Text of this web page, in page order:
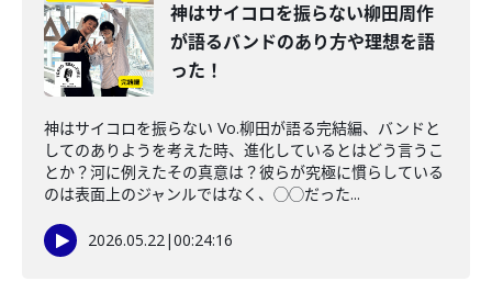
神はサイコロを振らない柳田周作
が語るバンドのあり方や理想を語
った！
神はサイコロを振らない Vo.柳田が語る完結編、バンドと
してのありようを考えた時、進化しているとはどう言うこ
とか？河に例えたその真意は？彼らが究極に慣らしている
のは表面上のジャンルではなく、◯◯だった...
2026.05.22|00:24:16